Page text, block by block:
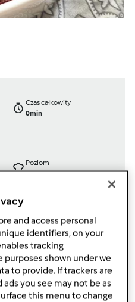
Czas całkowity
0min
Poziom
--
Gość
05/07/21
kolekcji
przepisem
and access personal
identifiers, on your
tracking
shown under we
to provide. If trackers are
you see may not be as
this menu to change